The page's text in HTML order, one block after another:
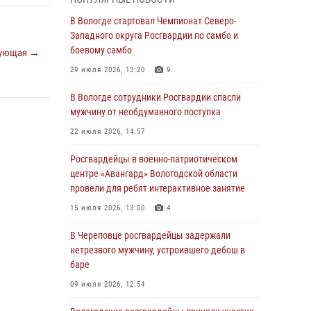
→
устроившего дебош в увеселительном
заведении
03 августа 2026, 09:35
В Череповце задержали женщину,
магазина
03 августа 2026, 09:34
призеры Чемпионатов Северо-Западного
округа Росгвардии по спортивному и боевому
самбо
03 августа 2026, 08:54
ЗА МИНУВШУЮ НЕДЕЛЮ СОТРУДНИКАМИ
ВНЕВЕДОМСТВЕННОЙ ОХРАНЫ РОСГВАРДИИ
В ВОЛОГОДСКОЙ ОБЛАСТИ ЗАДЕРЖАНО 23
В Вологде стартовал Чемпионат Северо-
Западного округа Росгвардии по самбо и
боевому самбо
29 июля 2026, 13:20 9
В Вологде сотрудники Росгвардии спасли
мужчину от необдуманного поступка
22 июля 2026, 14:57
Росгвардейцы в военно-патриотическом
центре «Авангард» Вологодской области
провели для ребят интерактивное занятие
15 июля 2026, 13:00 4
В Череповце росгвардейцы задержали
нетрезвого мужчину, устроившего дебош в
баре
09 июля 2026, 12:54